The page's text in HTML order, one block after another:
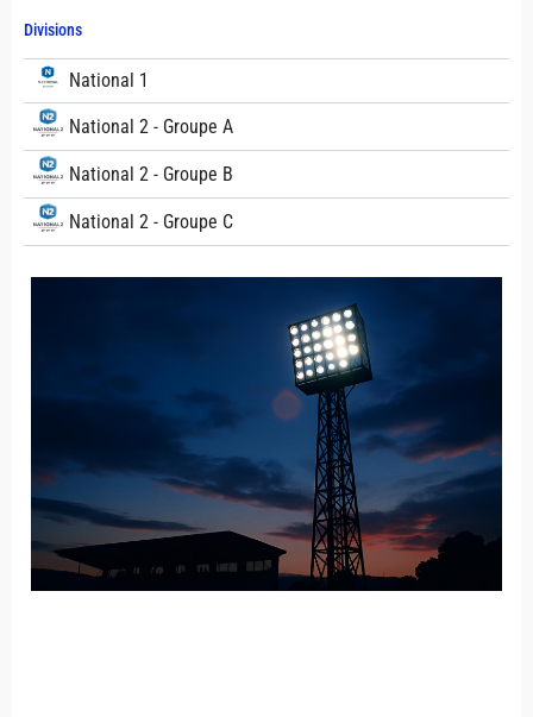
Divisions
National 1
National 2 - Groupe A
National 2 - Groupe B
National 2 - Groupe C